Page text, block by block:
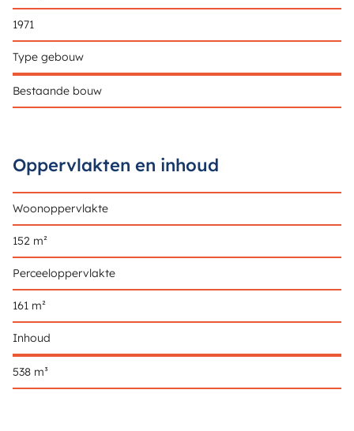
1971
Type gebouw
Bestaande bouw
Oppervlakten en inhoud
Woonoppervlakte
152 m²
Perceeloppervlakte
161 m²
Inhoud
538 m³